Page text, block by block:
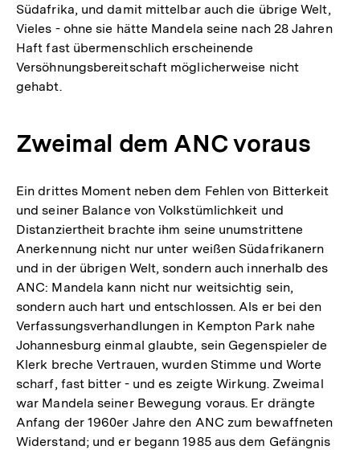
Südafrika, und damit mittelbar auch die übrige Welt,
Vieles - ohne sie hätte Mandela seine nach 28 Jahren
Haft fast übermenschlich erscheinende
Versöhnungsbereitschaft möglicherweise nicht
gehabt.
Zweimal dem ANC voraus
Ein drittes Moment neben dem Fehlen von Bitterkeit
und seiner Balance von Volkstümlichkeit und
Distanziertheit brachte ihm seine unumstrittene
Anerkennung nicht nur unter weißen Südafrikanern
und in der übrigen Welt, sondern auch innerhalb des
ANC: Mandela kann nicht nur weitsichtig sein,
sondern auch hart und entschlossen. Als er bei den
Verfassungsverhandlungen in Kempton Park nahe
Johannesburg einmal glaubte, sein Gegenspieler de
Klerk breche Vertrauen, wurden Stimme und Worte
scharf, fast bitter - und es zeigte Wirkung. Zweimal
war Mandela seiner Bewegung voraus. Er drängte
Anfang der 1960er Jahre den ANC zum bewaffneten
Widerstand; und er begann 1985 aus dem Gefängnis